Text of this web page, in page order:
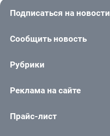
Подписаться на новости
Сообщить новость
Рубрики
Реклама на сайте
Прайс-лист